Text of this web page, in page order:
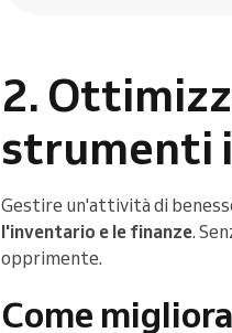
2.
strumenti
Gestire un'attività di
l'inventario e le finanze.
opprimente.
Come